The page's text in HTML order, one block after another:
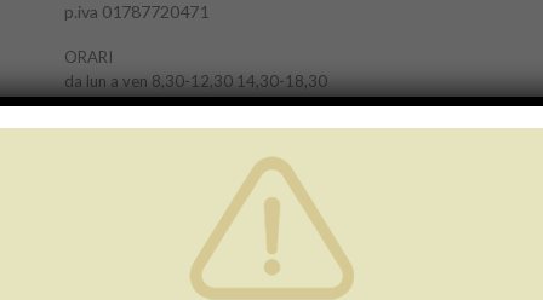
p.iva 01787720471
ORARI
da lun a ven 8,30-12,30 14,30-18,30
sab e dom chiuso
Invia un messaggio
risponderemo appena possibile